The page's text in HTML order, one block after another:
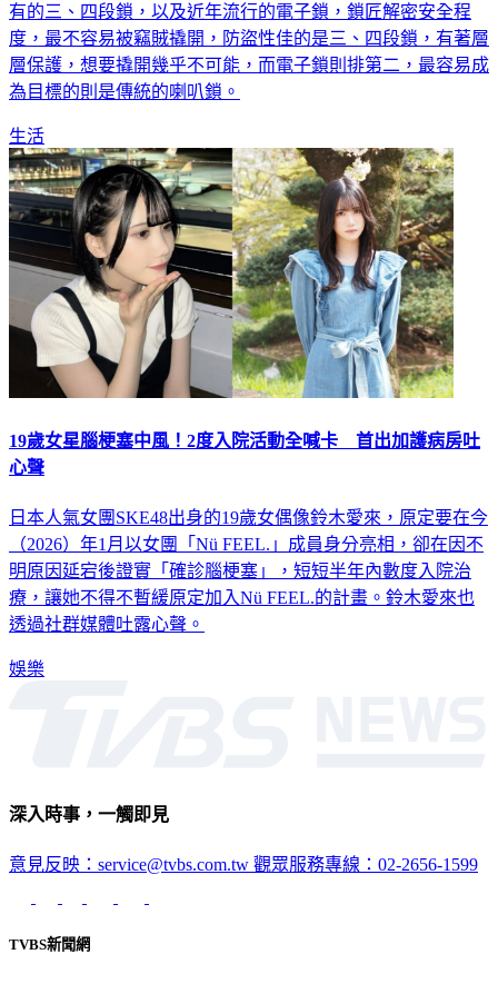
有的三、四段鎖，以及近年流行的電子鎖，鎖匠解密安全程
度，最不容易被竊賊撬開，防盜性佳的是三、四段鎖，有著層
層保護，想要撬開幾乎不可能，而電子鎖則排第二，最容易成
為目標的則是傳統的喇叭鎖。
生活
19歲女星腦梗塞中風！2度入院活動全喊卡 首出加護病房吐
心聲
日本人氣女團SKE48出身的19歲女偶像鈴木愛來，原定要在今
（2026）年1月以女團「Nü FEEL.」成員身分亮相，卻在因不
明原因延宕後證實「確診腦梗塞」，短短半年內數度入院治
療，讓她不得不暫緩原定加入Nü FEEL.的計畫。鈴木愛來也
透過社群媒體吐露心聲。
娛樂
深入時事，一觸即見
意見反映：service@tvbs.com.tw 觀眾服務專線：02-2656-1599
TVBS新聞網